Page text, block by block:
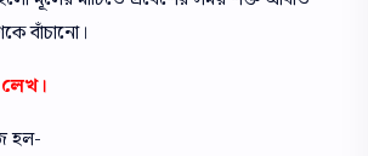
বাঁচানো।
হল-